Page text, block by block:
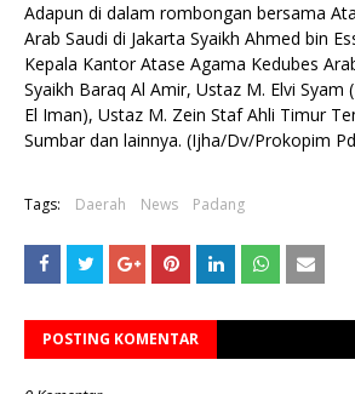
Adapun di dalam rombongan bersama
Arab Saudi di Jakarta Syaikh Ahmed bin
Kepala Kantor Atase Agama Kedubes
Syaikh Baraq Al Amir, Ustaz M. Elvi Syam
El Iman), Ustaz M. Zein Staf Ahli Timur
Sumbar dan lainnya. (Ijha/Dv/Prokopim
Tags: Daerah News Padang
POSTING KOMENTAR